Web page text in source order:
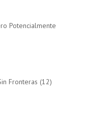
Potencialmente
Fronteras (12)